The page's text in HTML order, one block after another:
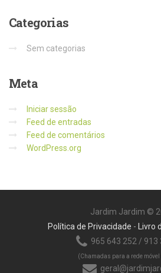
Categorias
Sem categorias
Meta
Iniciar sessão
Feed de entradas
Feed de comentários
WordPress.org
Jardim Jardim ©
Política de Privacidade -
Livro
965 643 252 / 913
(Chamadas para a rede